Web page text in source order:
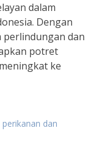
dalam
Dengan
perlindungan dan
potret
ke
perikanan dan